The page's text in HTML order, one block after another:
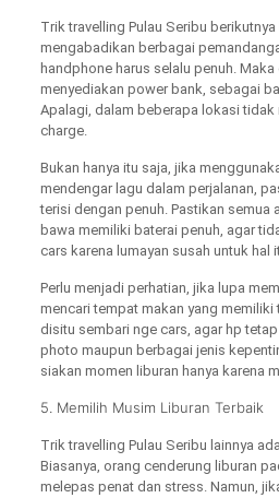
Trik travelling Pulau Seribu
mengabadikan berbagai
handphone harus selalu penuh.
menyediakan power bank, sebagai
Apalagi, dalam beberapa lokasi tidak
charge.
Bukan hanya itu saja, jika
mendengar lagu dalam perjalanan,
terisi dengan penuh. Pastikan semua
bawa memiliki baterai penuh, agar
cars karena lumayan susah untuk hal
Perlu menjadi perhatian, jika lupa
mencari tempat makan yang memiliki
disitu sembari nge cars, agar hp
photo maupun berbagai jenis
siakan momen liburan hanya karena
5. Memilih Musim Liburan Terbaik
Trik travelling Pulau Seribu lainnya
Biasanya, orang cenderung liburan
melepas penat dan stress. Namun,